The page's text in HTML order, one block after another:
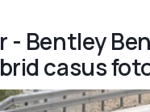
- Bentley
casus